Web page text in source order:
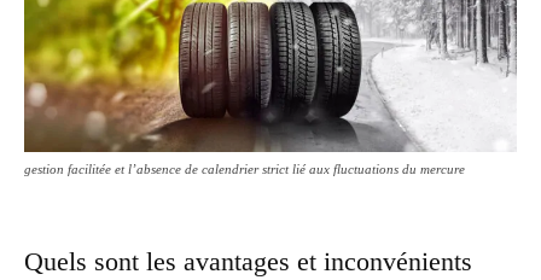
gestion facilitée et l’absence de calendrier strict lié aux fluctuations du mercure
Quels sont les avantages et inconvénients